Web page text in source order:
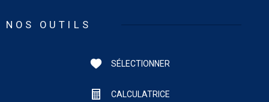
NOS OUTILS
SÉLECTIONNER
CALCULATRICE